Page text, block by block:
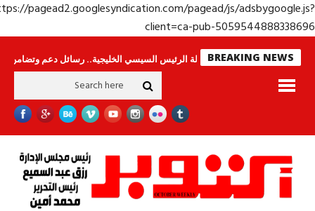
https://pagead2.googlesyndication.com/pagead/js/
client=ca-pub-
BREAKING NEWS
لا ينامون جولة الرئيس السيسي الخليجية.. رسائل دعم وتضامن للأشقاء